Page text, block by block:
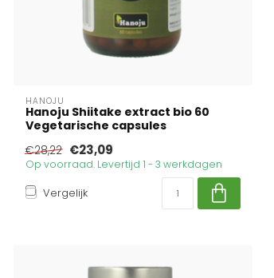
HANOJU
Hanoju Shiitake extract bio 60
Vegetarische capsules
€28,22 €23,09
Op voorraad. Levertijd 1 - 3 werkdagen
Vergelijk